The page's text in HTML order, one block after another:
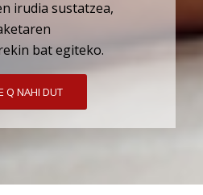
irudia sustatzea,
bat egiteko.
Q NAHI DUT